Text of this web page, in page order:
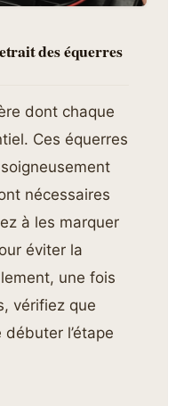
des équerres
dont chaque
Ces équerres
nécessaires
à les marquer
éviter la
une fois
vérifiez que
l’étape